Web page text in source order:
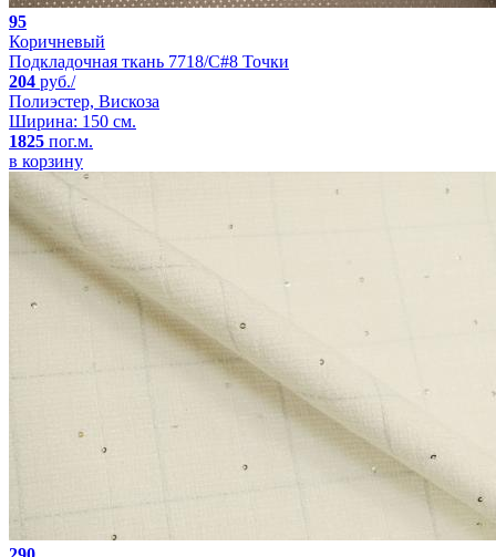
95
Коричневый
Подкладочная ткань 7718/C#8 Точки
204 руб./
Полиэстер, Вискоза
Ширина: 150 см.
1825 пог.м.
в корзину